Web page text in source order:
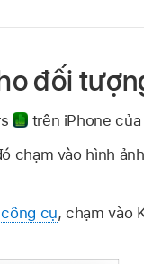
đối
trên iPhone của
chạm vào hình
cụ, chạm vào